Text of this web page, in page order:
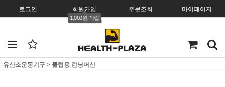
로그인 회원가입
1,000원 적립
주문조회 마이페이지
유산소운동기구 > 클럽용 런닝머신